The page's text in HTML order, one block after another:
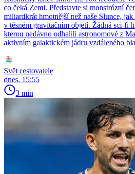
co čeká Zemi. Představte si monstrózní
miliardkrát hmotnější než naše Slunce,
v těsném gravitačním objetí. Žádná sci-fi
kterou nedávno odhalili astronomové z
aktivním galaktickém jádru vzdáleného
Svět cestovatele
dnes, 15:55
3 min